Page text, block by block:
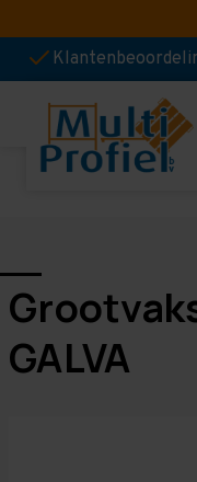
GALVA